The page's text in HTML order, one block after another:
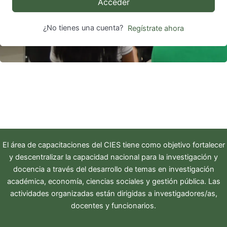
Acceder
¿No tienes una cuenta? Regístrate ahora
El área de capacitaciones del CIEStiene como objetivo fortalecer
y descentralizar la capacidad nacional para la investigación y
docencia a través del desarrollo de temas en investigación
académica, economía, ciencias sociales y gestión pública. Las
actividades organizadas están dirigidas a investigadores/as,
docentes y funcionarios.